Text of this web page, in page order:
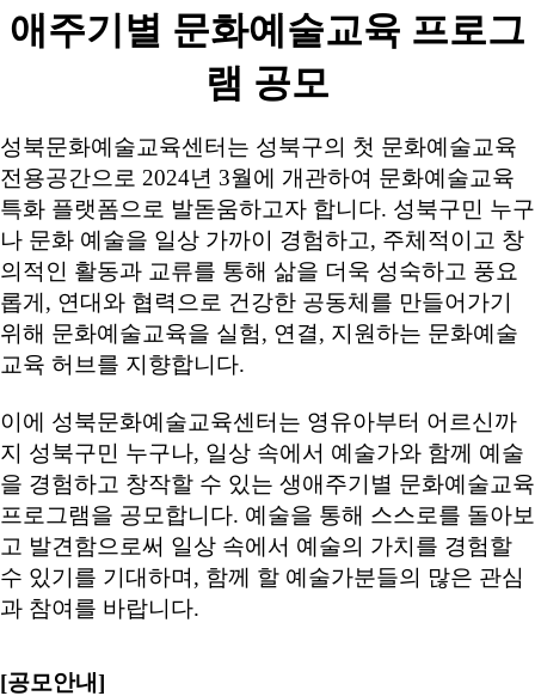
애주기별 문화예술교육 프로그
램 공모
성북문화예술교육센터는 성북구의 첫 문화예술교육
전용공간으로 2024년 3월에 개관하여 문화예술교육
특화 플랫폼으로 발돋움하고자 합니다. 성북구민 누구
나 문화 예술을 일상 가까이 경험하고, 주체적이고 창
의적인 활동과 교류를 통해 삶을 더욱 성숙하고 풍요
롭게, 연대와 협력으로 건강한 공동체를 만들어가기
위해 문화예술교육을 실험, 연결, 지원하는 문화예술
교육 허브를 지향합니다.
이에 성북문화예술교육센터는 영유아부터 어르신까
지 성북구민 누구나, 일상 속에서 예술가와 함께 예술
을 경험하고 창작할 수 있는 생애주기별 문화예술교육
프로그램을 공모합니다. 예술을 통해 스스로를 돌아보
고 발견함으로써 일상 속에서 예술의 가치를 경험할
수 있기를 기대하며, 함께 할 예술가분들의 많은 관심
과 참여를 바랍니다.
[공모안내]